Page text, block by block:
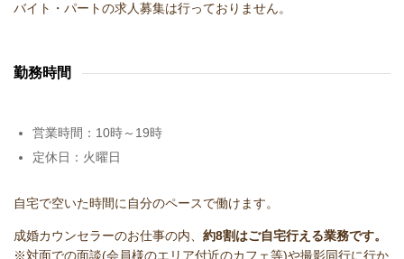
バイト・パートの求人募集は行っておりません。
勤務時間
営業時間：10時～19時
定休日：火曜日
自宅で空いた時間に自分のペースで働けます。
成婚カウンセラーのお仕事の内、 約8割はご自宅行える業務です。
※対面での面談(会員様のエリア付近のカフェ等)や撮影同行に行か